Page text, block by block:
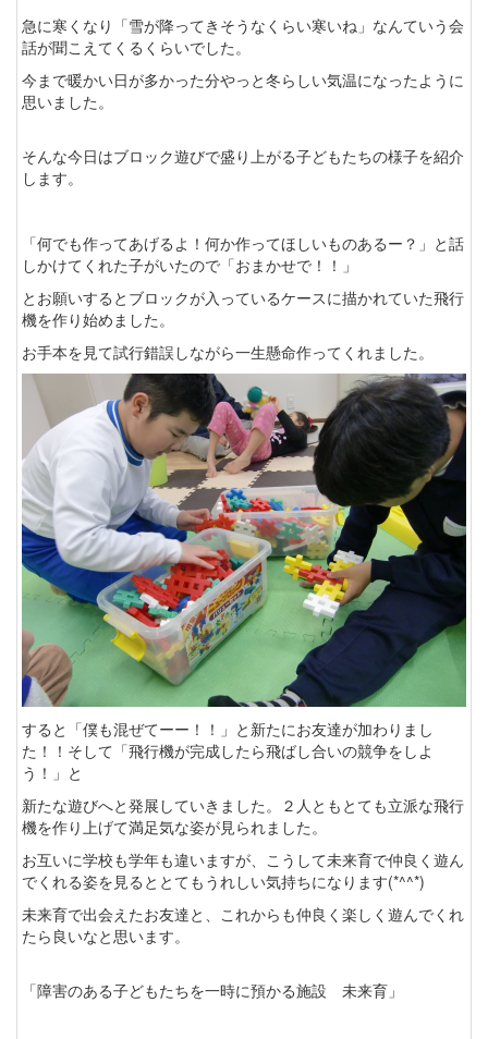
急に寒くなり「雪が降ってきそうなくらい寒いね」なんていう会
話が聞こえてくるくらいでした。
今まで暖かい日が多かった分やっと冬らしい気温になったように
思いました。
そんな今日はブロック遊びで盛り上がる子どもたちの様子を紹介
します。
「何でも作ってあげるよ！何か作ってほしいものあるー？」と話
しかけてくれた子がいたので「おまかせで！！」
とお願いするとブロックが入っているケースに描かれていた飛行
機を作り始めました。
お手本を見て試行錯誤しながら一生懸命作ってくれました。
すると「僕も混ぜてーー！！」と新たにお友達が加わりまし
た！！そして「飛行機が完成したら飛ばし合いの競争をしよ
う！」と
新たな遊びへと発展していきました。２人ともとても立派な飛行
機を作り上げて満足気な姿が見られました。
お互いに学校も学年も違いますが、こうして未来育で仲良く遊ん
でくれる姿を見るととてもうれしい気持ちになります(*^^*)
未来育で出会えたお友達と、これからも仲良く楽しく遊んでくれ
たら良いなと思います。
「障害のある子どもたちを一時に預かる施設 未来育」